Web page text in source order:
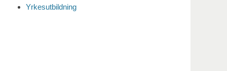
Yrkesutbildning